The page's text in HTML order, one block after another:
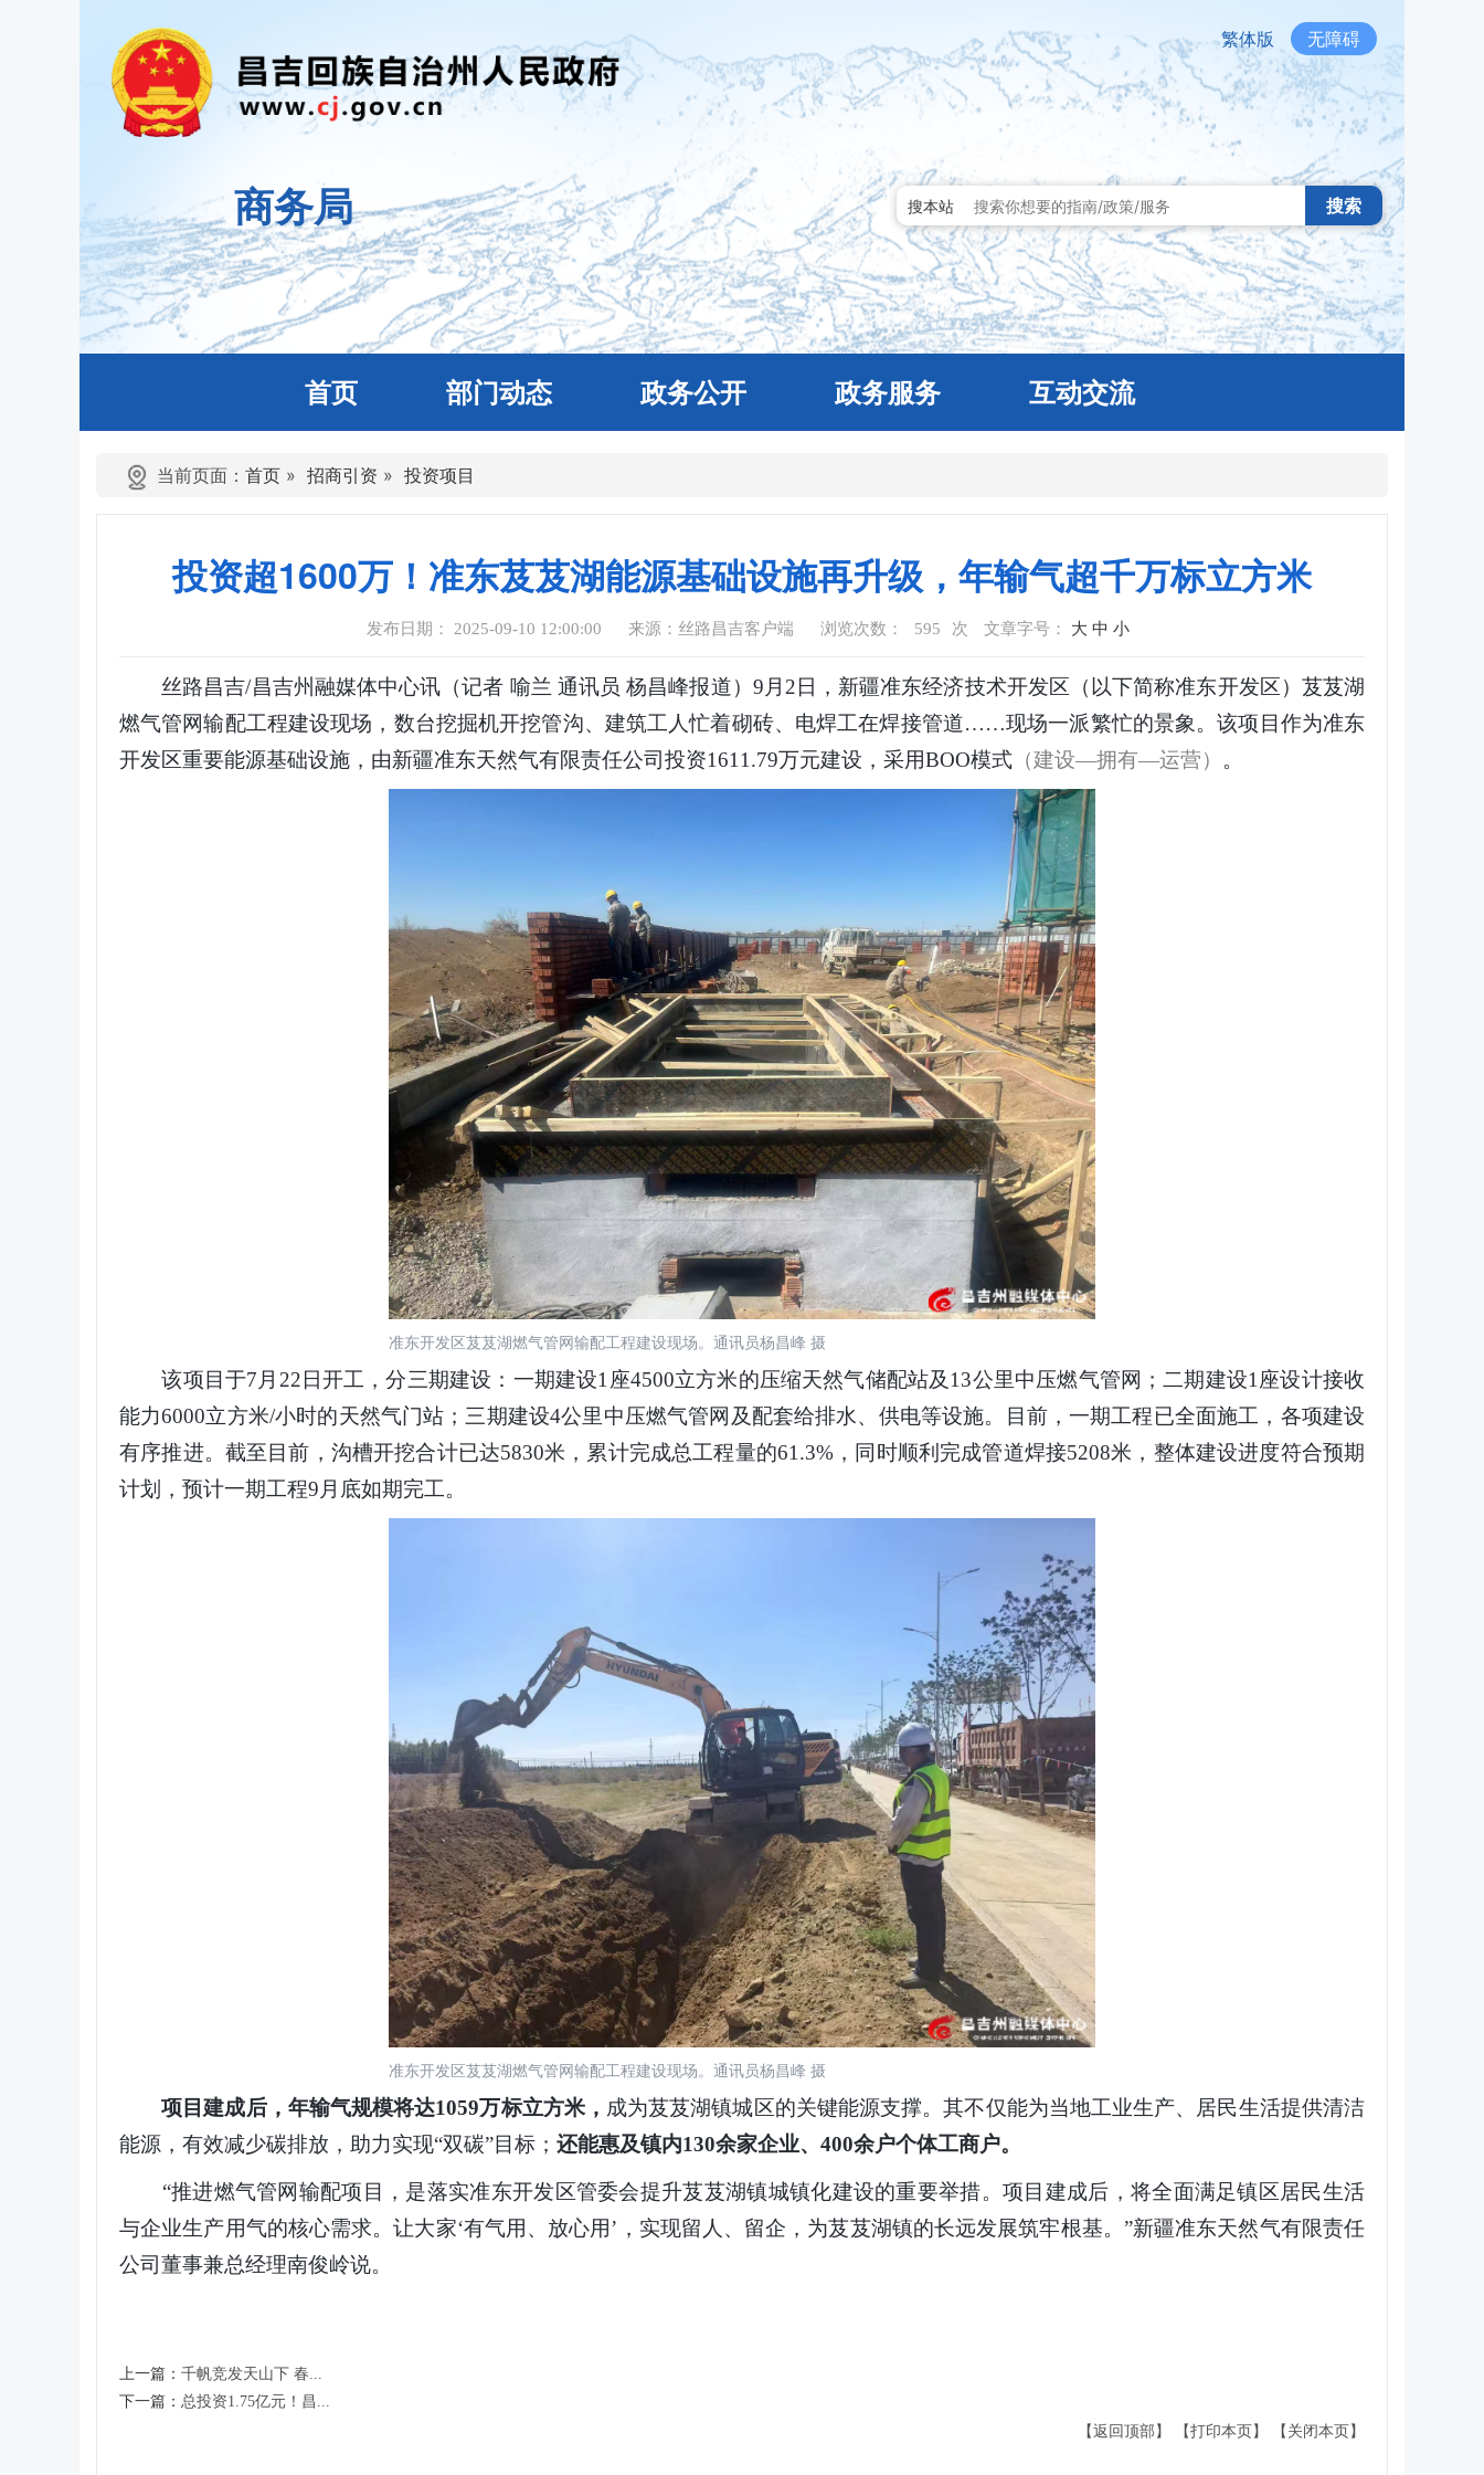
繁体版 无障碍
商务局 搜本站 搜索
首页 部门动态 政务公开 政务服务 互动交流
当前页面： 首页 » 招商引资 » 投资项目
投资超1600万！准东芨芨湖能源基础设施再升级，年输气超千万标立方米
发布日期： 2025-09-10 12:00:00 来源：丝路昌吉客户端 浏览次数： 595 次 文章字号： 大 中 小
丝路昌吉/昌吉州融媒体中心讯（记者 喻兰 通讯员 杨昌峰报道）9月2日，新疆准东经济技术开发区（以下简称准东开发区）芨芨湖
燃气管网输配工程建设现场，数台挖掘机开挖管沟、建筑工人忙着砌砖、电焊工在焊接管道……现场一派繁忙的景象。该项目作为准东
开发区重要能源基础设施，由新疆准东天然气有限责任公司投资1611.79万元建设，采用BOO模式 （建设—拥有—运营） 。
准东开发区芨芨湖燃气管网输配工程建设现场。通讯员杨昌峰 摄
该项目于7月22日开工，分三期建设：一期建设1座4500立方米的压缩天然气储配站及13公里中压燃气管网；二期建设1座设计接收
能力6000立方米/小时的天然气门站；三期建设4公里中压燃气管网及配套给排水、供电等设施。目前，一期工程已全面施工，各项建设
有序推进。截至目前，沟槽开挖合计已达5830米，累计完成总工程量的61.3%，同时顺利完成管道焊接5208米，整体建设进度符合预期
计划，预计一期工程9月底如期完工。
准东开发区芨芨湖燃气管网输配工程建设现场。通讯员杨昌峰 摄
项目建成后，年输气规模将达1059万标立方米， 成为芨芨湖镇城区的关键能源支撑。其不仅能为当地工业生产、居民生活提供清洁
能源，有效减少碳排放，助力实现“双碳”目标； 还能惠及镇内130余家企业、400余户个体工商户。
“推进燃气管网输配项目，是落实准东开发区管委会提升芨芨湖镇城镇化建设的重要举措。项目建成后，将全面满足镇区居民生活
与企业生产用气的核心需求。让大家‘有气用、放心用’，实现留人、留企，为芨芨湖镇的长远发展筑牢根基。”新疆准东天然气有限责任
公司董事兼总经理南俊岭说。
上一篇： 千帆竞发天山下 春...
下一篇： 总投资1.75亿元！昌...
【返回顶部】
【打印本页】 【关闭本页】